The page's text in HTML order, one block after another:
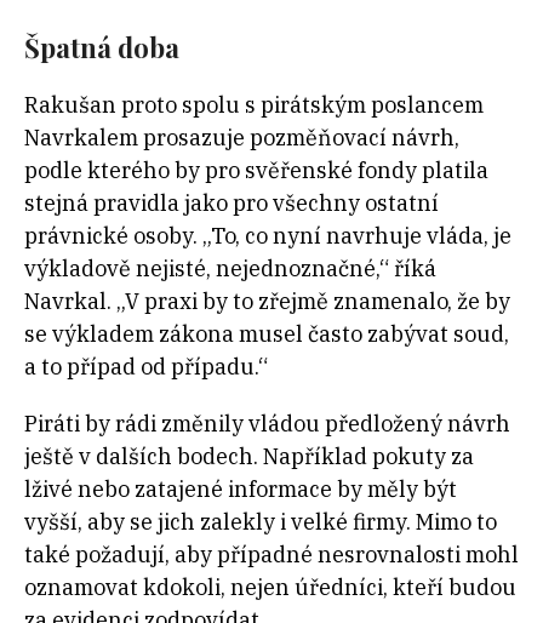
Špatná doba
Rakušan proto spolu s pirátským poslancem
Navrkalem prosazuje pozměňovací návrh,
podle kterého by pro svěřenské fondy platila
stejná pravidla jako pro všechny ostatní
právnické osoby. „To, co nyní navrhuje vláda, je
výkladově nejisté, nejednoznačné,“ říká
Navrkal. „V praxi by to zřejmě znamenalo, že by
se výkladem zákona musel často zabývat soud,
a to případ od případu.“
Piráti by rádi změnily vládou předložený návrh
ještě v dalších bodech. Například pokuty za
lživé nebo zatajené informace by měly být
vyšší, aby se jich zalekly i velké firmy. Mimo to
také požadují, aby případné nesrovnalosti mohl
oznamovat kdokoli, nejen úředníci, kteří budou